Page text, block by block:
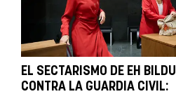
EL SECTARISMO DE EH BILDU
CONTRA LA GUARDIA CIVIL: